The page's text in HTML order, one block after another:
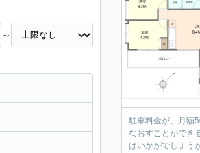
駐車料金が、月額
なおすことができ
はいかがでしょう
～